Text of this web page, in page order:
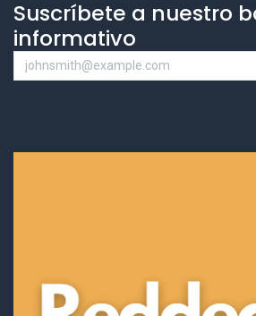
Suscríbete a nuestro
informativo